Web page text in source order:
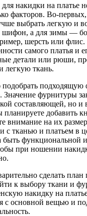
накидки на платье
факторов. Во-первых,
выбрать легкую и
шифон, а для зимы —
шерсть или
самого платья и
детали или рюши,
легкую ткань.
подходящую
Значение фурнитуры
составляющей, но и
добавить
внимание на их
с тканью и платьем в
функциональной
при ношении
сделать план
к выбору ткани и
накидку на
с основной вещью и